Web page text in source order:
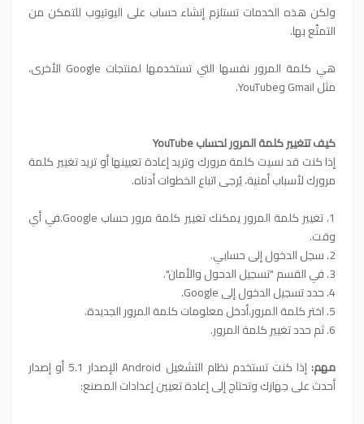
ولكن هذه الخدمات تستلزم إنشاء حساب على اليوتيوب للتمكن من
التمتّع بها.
هي كلمة المرور نفسها التي تستخدمها لمنتجات Google الأخرى،
مثل Gmail وYouTube.
كيف تتغيير كلمة المرور لحساب YouTube
إذا كنت قد نسيت كلمة مرورك وتريد إعادة تعيينها أو تريد تغيير كلمة
مرورك لأسباب أمنية، يُرجى اتباع الخطوات أدناه.
1. تغيير كلمة المرور يمكنك تغيير كلمة مرور حساب Google.في أي
وقت.
2. سجل الدخول إلى حسابي.
3. في القسم "تسجيل الدحول والأمان".
4. حدد تسجيل الدخول إلى Google.
5. اختر كلمة المرور.أدخل معلومات كلمة المرور الجديدة.
6. ثم حدد تغيير كلمة المرور.
مهم:
إذا كنت تستخدم نظام التشغيل Android الإصدار 5.1 أو إصدار
أحدث على جهازك وتحتاج إلى إعادة تعيين إعدادات المصنع: